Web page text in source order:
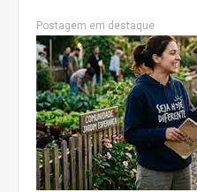
Postagem em destaque